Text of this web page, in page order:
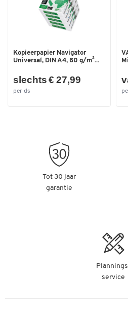
Kopieerpapier Navigator
Universal, DIN A4, 80 g/m²...
slechts € 27,99
per ds
Tot 30 jaar
garantie
service